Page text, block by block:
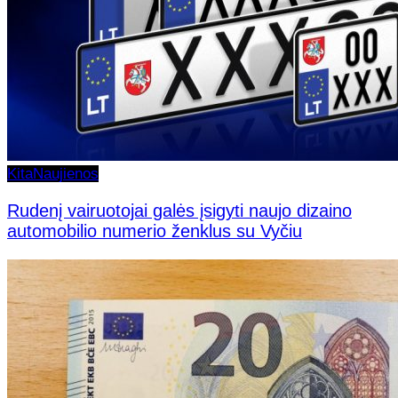
KitaNaujienos
Rudenį vairuotojai galės įsigyti naujo dizaino
automobilio numerio ženklus su Vyčiu